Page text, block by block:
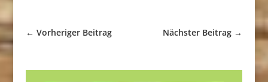
← Vorheriger Beitrag Nächster Beitrag →